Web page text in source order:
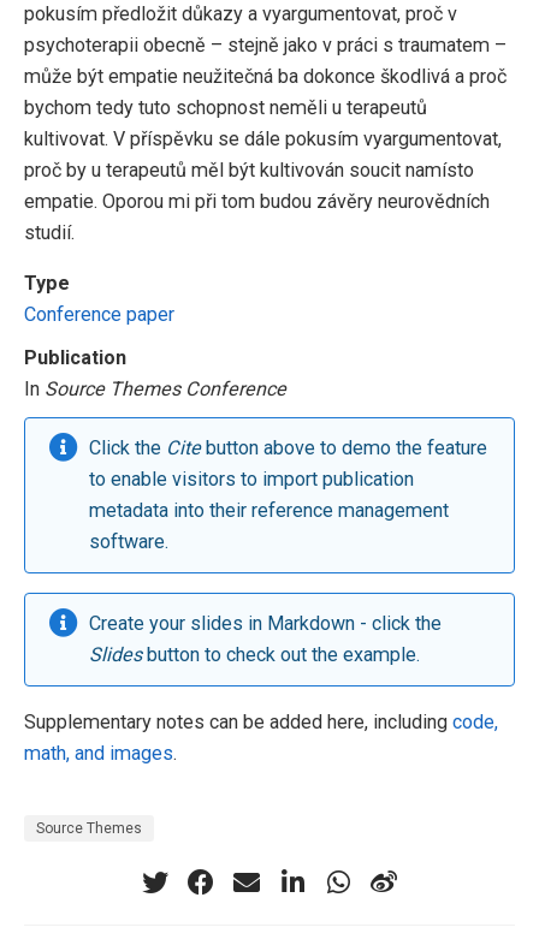
pokusím předložit důkazy a vyargumentovat, proč v
psychoterapii obecně – stejně jako v práci s traumatem –
může být empatie neužitečná ba dokonce škodlivá a proč
bychom tedy tuto schopnost neměli u terapeutů
kultivovat. V příspěvku se dále pokusím vyargumentovat,
proč by u terapeutů měl být kultivován soucit namísto
empatie. Oporou mi při tom budou závěry neurovědních
studií.
Type
Conference paper
Publication
In Source Themes Conference
Click the Citebutton above to demo the feature
to enable visitors to import publication
metadata into their reference management
software.
Create your slides in Markdown - click the
Slidesbutton to check out the example.
Supplementary notes can be added here, including code,
math, and images.
Source Themes